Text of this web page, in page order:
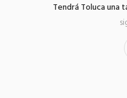
Tendrá Toluca una